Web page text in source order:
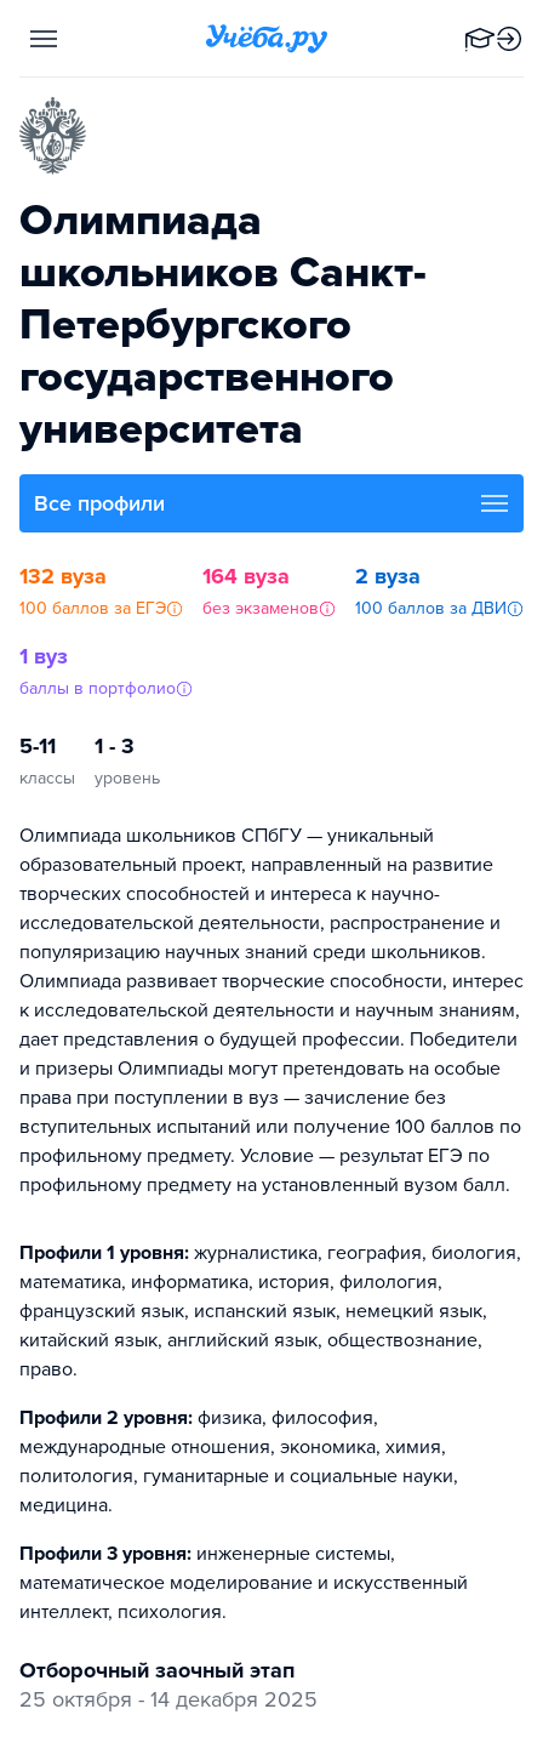
Олимпиада
школьников Санкт-
Петербургского
государственного
университета
Все профили
132 вуза
100 баллов за ЕГЭ
164 вуза
без экзаменов
2 вуза
100 баллов за ДВИ
1 вуз
баллы в портфолио
5-11
классы
1 - 3
уровень
Олимпиада школьников СПбГУ — уникальный
образовательный проект, направленный на развитие
творческих способностей и интереса к научно-
исследовательской деятельности, распространение и
популяризацию научных знаний среди школьников.
Олимпиада развивает творческие способности, интерес
к исследовательской деятельности и научным знаниям,
дает представления о будущей профессии. Победители
и призеры Олимпиады могут претендовать на особые
права при поступлении в вуз — зачисление без
вступительных испытаний или получение 100 баллов по
профильному предмету. Условие — результат ЕГЭ по
профильному предмету на установленный вузом балл.
Профили 1 уровня: журналистика, география, биология,
математика, информатика, история, филология,
французский язык, испанский язык, немецкий язык,
китайский язык, английский язык, обществознание,
право.
Профили 2 уровня: физика, философия,
международные отношения, экономика, химия,
политология, гуманитарные и социальные науки,
медицина.
Профили 3 уровня: инженерные системы,
математическое моделирование и искусственный
интеллект, психология.
отборочный заочный этап
25 октября - 14 декабря 2025